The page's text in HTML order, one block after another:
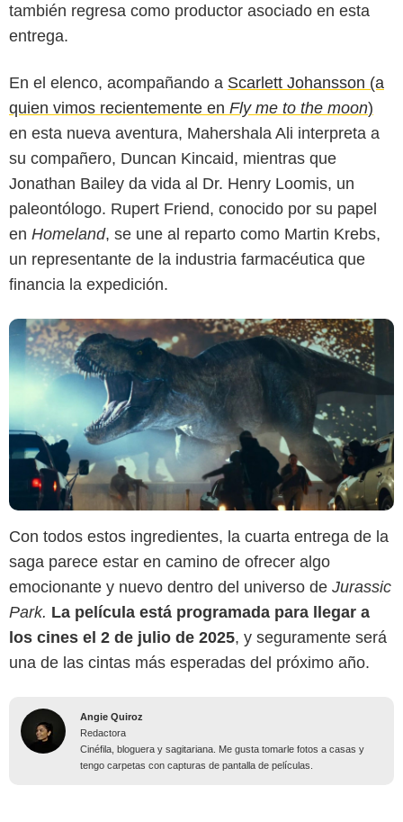
también regresa como productor asociado en esta
entrega.
En el elenco, acompañando a Scarlett Johansson (a
quien vimos recientemente en Fly me to the moon)
en esta nueva aventura, Mahershala Ali interpreta a
su compañero, Duncan Kincaid, mientras que
Jonathan Bailey da vida al Dr. Henry Loomis, un
paleontólogo. Rupert Friend, conocido por su papel
en Homeland, se une al reparto como Martin Krebs,
un representante de la industria farmacéutica que
financia la expedición.
Screen Rant
Con todos estos ingredientes, la cuarta entrega de la
saga parece estar en camino de ofrecer algo
emocionante y nuevo dentro del universo de Jurassic
Park. La película está programada para llegar a
los cines el 2 de julio de 2025, y seguramente será
una de las cintas más esperadas del próximo año.
Angie Quiroz
Redactora
Cinéfila, bloguera y sagitariana. Me gusta tomarle fotos a casas y
tengo carpetas con capturas de pantalla de películas.